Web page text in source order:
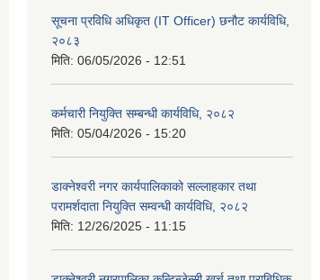
सूचना प्रविधि अधिकृत (IT Officer) छनौट कार्यविधि,
२०८३
मिति: 06/05/2026 - 12:51
कर्मचारी नियुक्ति सम्बन्धी कार्यविधि, २०८२
मिति: 05/04/2026 - 15:20
डाक्नेश्वरी नगर कार्यपालिकाको सल्लाहकार तथा
परामर्शदाता नियुक्ति सम्वन्धी कार्यविधि, २०८२
मिति: 12/26/2025 - 11:15